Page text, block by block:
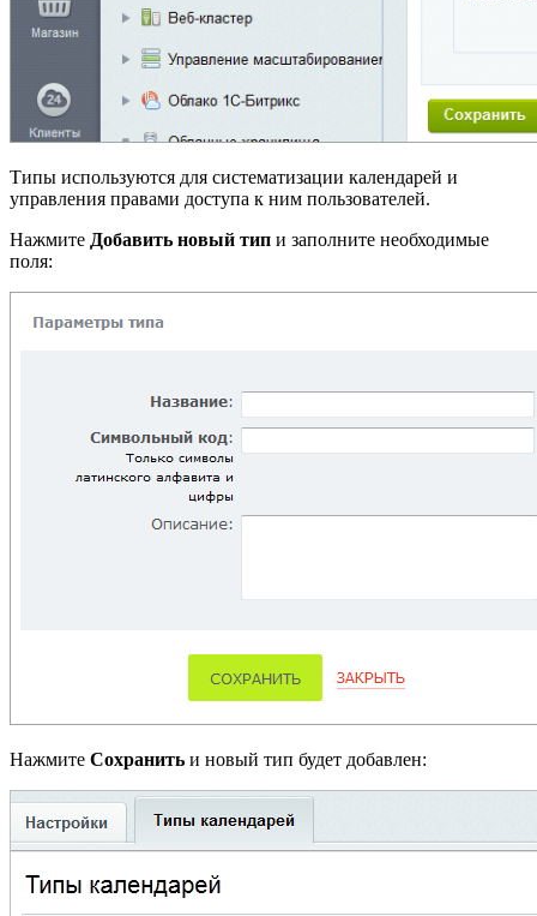
Типы используются для систематизации календарей и
управления правами доступа к ним пользователей.
Нажмите Добавить новый тип и заполните необходимые
поля:
Нажмите Сохранить и новый тип будет добавлен: